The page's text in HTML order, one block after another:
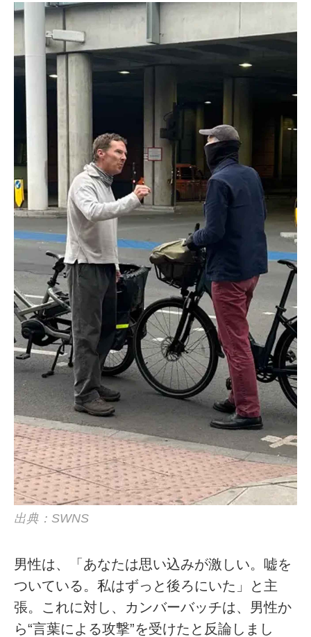
出典：SWNS
男性は、「あなたは思い込みが激しい。嘘を
ついている。私はずっと後ろにいた」と主
張。これに対し、カンバーバッチは、男性か
ら“言葉による攻撃”を受けたと反論しまし